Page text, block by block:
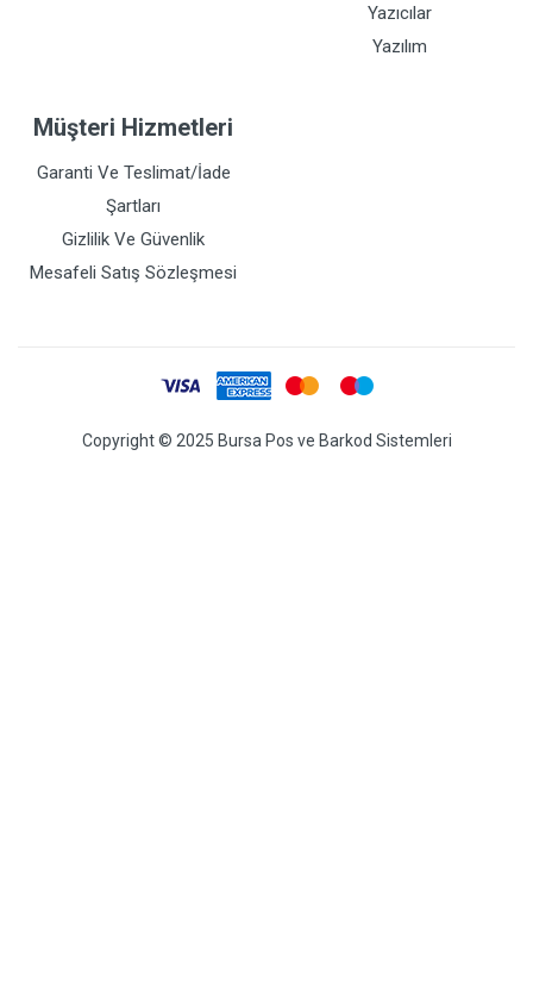
Yazıcılar
Yazılım
Müşteri Hizmetleri
Garanti Ve Teslimat/İade
Şartları
Gizlilik Ve Güvenlik
Mesafeli Satış Sözleşmesi
Copyright © 2025 Bursa Pos ve Barkod Sistemleri